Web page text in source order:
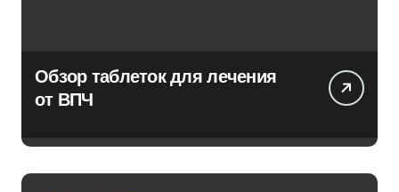
Обзор таблеток для лечения
от ВПЧ